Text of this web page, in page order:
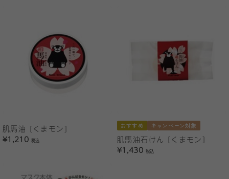
肌馬油 [くまモン]
¥1,210税込
おすすめ キャンペーン対象
肌馬油石けん [くまモン]
¥1,430税込